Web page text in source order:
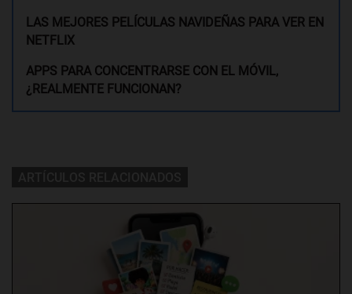
LAS MEJORES PELÍCULAS NAVIDEÑAS PARA VER EN
NETFLIX
APPS PARA CONCENTRARSE CON EL MÓVIL,
¿REALMENTE FUNCIONAN?